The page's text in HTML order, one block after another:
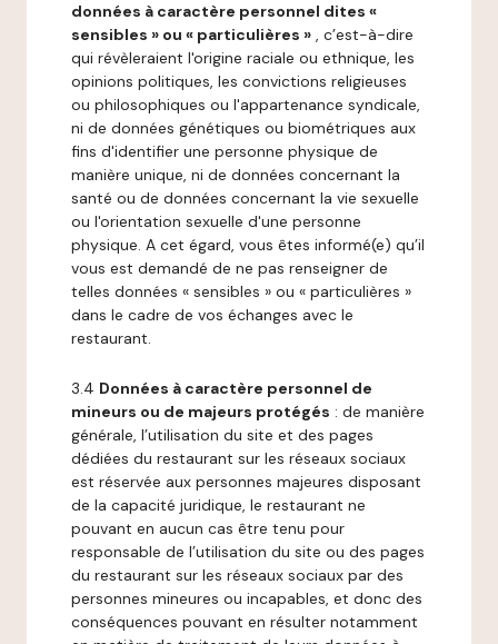
données à caractère personnel dites «
sensibles » ou « particulières » , c’est-à-dire
qui révèleraient l'origine raciale ou ethnique, les
opinions politiques, les convictions religieuses
ou philosophiques ou l'appartenance syndicale,
ni de données génétiques ou biométriques aux
fins d'identifier une personne physique de
manière unique, ni de données concernant la
santé ou de données concernant la vie sexuelle
ou l'orientation sexuelle d'une personne
physique. A cet égard, vous êtes informé(e) qu’il
vous est demandé de ne pas renseigner de
telles données « sensibles » ou « particulières »
dans le cadre de vos échanges avec le
restaurant.
3.4 Données à caractère personnel de
mineurs ou de majeurs protégés : de manière
générale, l’utilisation du site et des pages
dédiées du restaurant sur les réseaux sociaux
est réservée aux personnes majeures disposant
de la capacité juridique, le restaurant ne
pouvant en aucun cas être tenu pour
responsable de l’utilisation du site ou des pages
du restaurant sur les réseaux sociaux par des
personnes mineures ou incapables, et donc des
conséquences pouvant en résulter notamment